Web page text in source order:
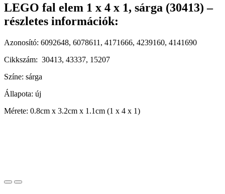
LEGO fal elem 1 x 4 x 1, sárga (30413) –
részletes információk:
Azonosító: 6092648, 6078611, 4171666, 4239160, 4141690
Cikkszám: 30413, 43337, 15207
Színe: sárga
Állapota: új
Mérete: 0.8cm x 3.2cm x 1.1cm (1 x 4 x 1)